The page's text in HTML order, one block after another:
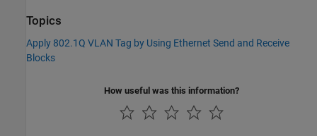
Topics
Apply 802.1Q VLAN Tag by Using Ethernet Send and Receive
Blocks
How useful was this information?